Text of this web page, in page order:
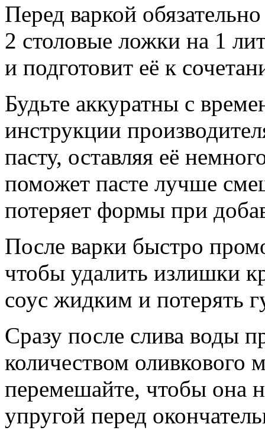
Перед варкой
2 столовые ложки на 1
и подготовит её к
Будьте аккуратны с
инструкции
пасту, оставляя её
поможет пасте лучше
потеряет формы при
После варки быстро
чтобы удалить излишки
соус жидким и потерять
Сразу после слива воды
количеством оливкового
перемешайте, чтобы она
упругой перед